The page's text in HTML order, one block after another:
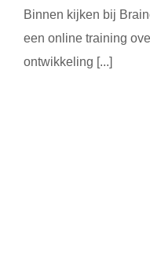
Binnen kijken bij
een online training
ontwikkeling [...]